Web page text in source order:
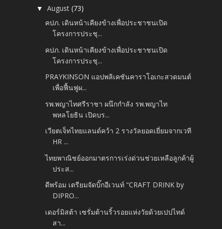
▼August(73)
คปภ. เดินหน้าเคียงข้างเพื่อประชาชนเปิด
โครงการประชุ...
คปภ. เดินหน้าเคียงข้างเพื่อประชาชนเปิด
โครงการประชุ...
PRAYKINSON แอปพลิเคชันคาราโอเกะสวดมนต์
เพื่อฟื้นฟูผ...
รพ.พญาไทศรีราชา ผนึกกำลัง รพ.พญาไท
พหลโยธิน เปิดบร...
เวียตเจ็ทไทยแลนด์คว้า 2 รางวัลยอดเยี่ยมจากเวที
HR ...
ไทยพาณิชย์ออกมาตรการเร่งด่วนช่วยเหลือลูกค้าผู้
ประส...
ดีพร้อม เตรียมจัดบิ๊กอีเวนท์ “CRAFT DRINK by
DIPRO...
เดอร์มิสต้า เซรั่มต้านริ้วรอยแห่งวัยด้วยเปปไทด์
สา...